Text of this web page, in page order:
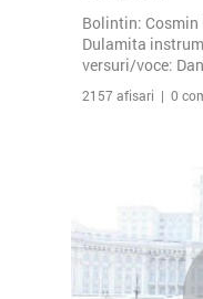
Bolintin: Cosmin
Dulamita
versuri/voce:
2157 afisari | 0